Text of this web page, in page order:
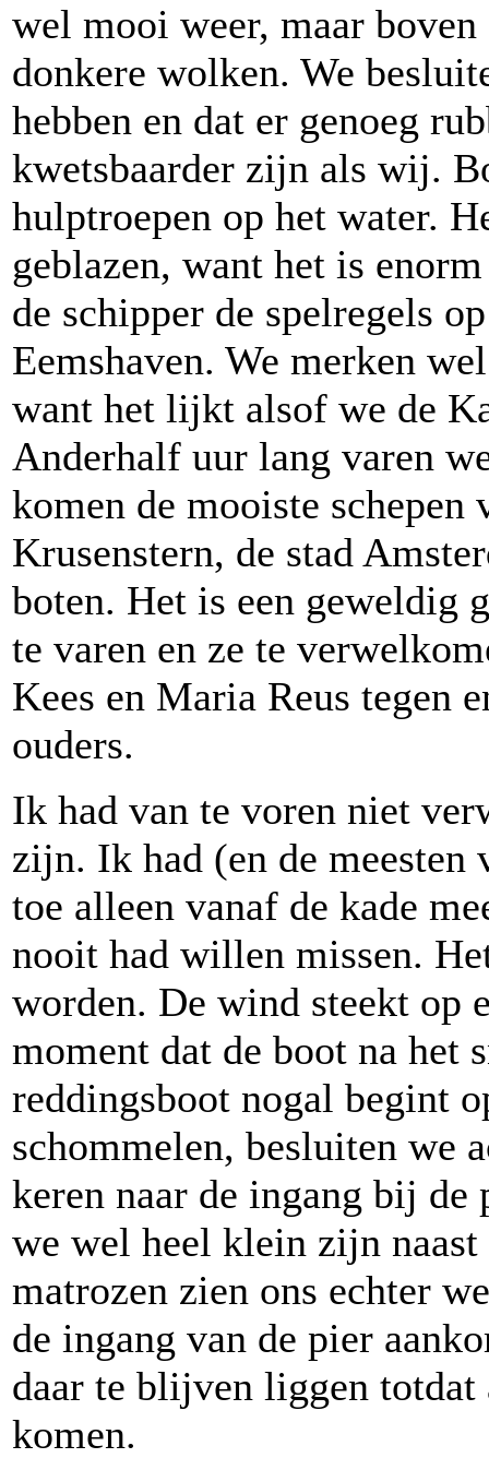
wel mooi weer, maar
donkere wolken. We
hebben en dat er genoeg
kwetsbaarder zijn als wij.
hulptroepen op het water.
geblazen, want het is
de schipper de spelregels
Eemshaven. We merken
want het lijkt alsof we de
Anderhalf uur lang varen
komen de mooiste schepen
Krusenstern, de stad
boten. Het is een geweldig
te varen en ze te
Kees en Maria Reus tegen
ouders.
Ik had van te voren niet
zijn. Ik had (en de
toe alleen vanaf de kade
nooit had willen missen.
worden. De wind steekt op
moment dat de boot na het
reddingsboot nogal begint
schommelen, besluiten we
keren naar de ingang bij de
we wel heel klein zijn
matrozen zien ons echter
de ingang van de pier
daar te blijven liggen
komen.